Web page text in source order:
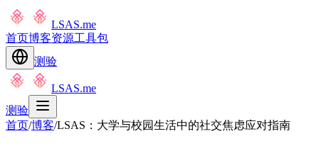
LSAS.me
首页博客资源工具包
测验
LSAS.me
测验
首页/博客/LSAS：大学与校园生活中的社交焦虑应对指南